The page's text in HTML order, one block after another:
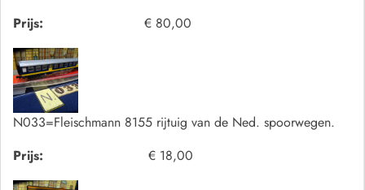
Prijs:
€ 80,00
N033=Fleischmann 8155 rijtuig van de Ned. spoorwegen.
Prijs:
€ 18,00